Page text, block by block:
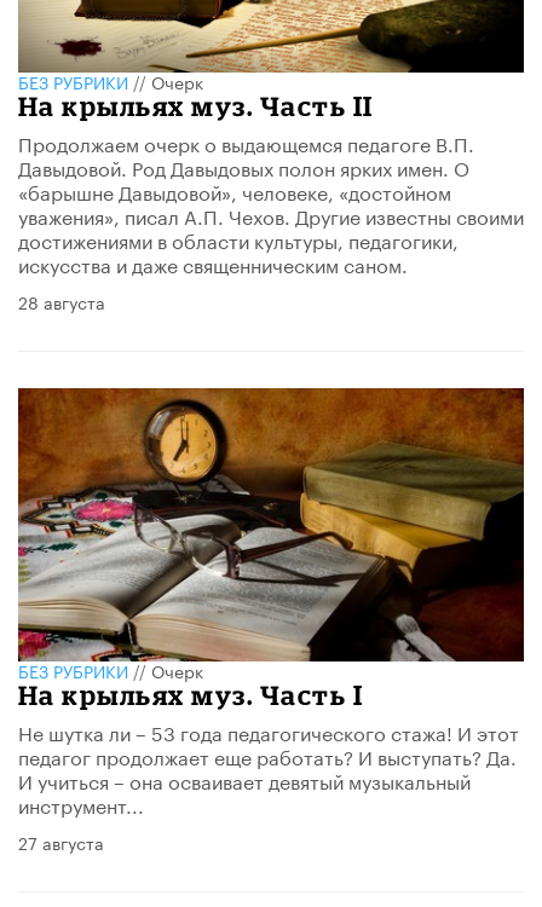
БЕЗ РУБРИКИ//Очерк
На крыльях муз. Часть II
Продолжаем очерк о выдающемся педагоге В.П.
Давыдовой. Род Давыдовых полон ярких имен. О
«барышне Давыдовой», человеке, «достойном
уважения», писал А.П. Чехов. Другие известны своими
достижениями в области культуры, педагогики,
искусства и даже священническим саном.
28 августа
БЕЗ РУБРИКИ//Очерк
На крыльях муз. Часть I
Не шутка ли – 53 года педагогического стажа! И этот
педагог продолжает еще работать? И выступать? Да.
И учиться – она осваивает девятый музыкальный
инструмент...
27 августа